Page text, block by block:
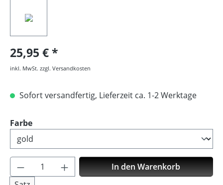
25,95 €
inkl. MwSt. zzgl. Versandkosten
Sofort versandfertig, Lieferzeit ca. 1-2 Werktage
Farbeauswählen
Produkt Anzahl: Gib den gewünschten
In den Warenkorb